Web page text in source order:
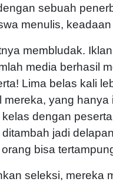
sebuah
menulis,
membludak.
media berhasil
Lima belas kali
mereka, yang hanya
dengan
jadi
bisa
seleksi, mereka